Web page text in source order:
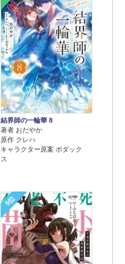
結界師の一輪華 8
著者 おだやか
原作 クレハ
キャラクター原案 ボダック
ス
5位